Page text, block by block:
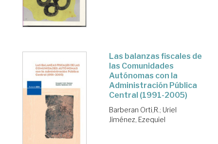
Las balanzas fiscales de
las Comunidades
Autónomas con la
Administración Pública
Central (1991-2005)
Barberan Orti,R.; Uriel
Jiménez, Ezequiel